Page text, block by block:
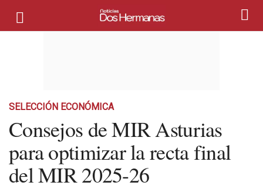
SELECCIÓN ECONÓMICA
Consejos de MIR Asturias
para optimizar la recta final
del MIR 2025-26